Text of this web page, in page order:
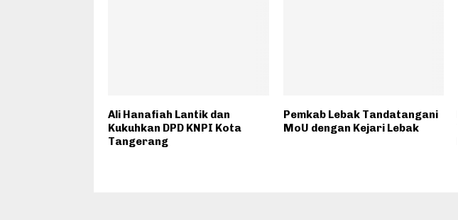
Ali Hanafiah Lantik dan
Kukuhkan DPD KNPI Kota
Tangerang
Pemkab Lebak Tandatangani
MoU dengan Kejari Lebak